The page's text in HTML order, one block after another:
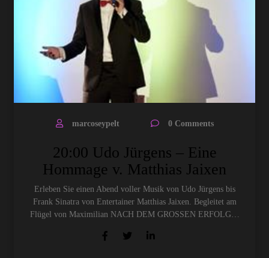
marcoseypelt 0 Comments
20:00 Udo Jürgens – Eine
Hommage v. Matthias Jaixen
Erleben Sie einen Abend voller Musik von Udo Jürgens bis
Frank Sinatra von Entertainer Matthias Jaixen. Begleitet am
Flügel von Maximilian NACH DEM GROSSEN ERFOLG…